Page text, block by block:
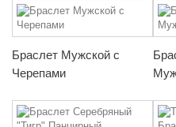
Браслет Мужской с
Черепами